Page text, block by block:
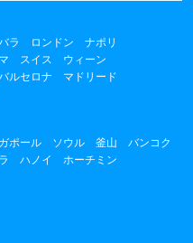
ラ ロンドン
ナポリ
スイス
ウィーン
ルセロナ
マドリード
ポール ソウル 釜山
バンコク
ハノイ
ホーチミン